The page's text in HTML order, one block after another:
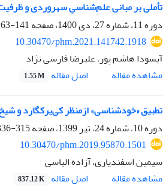
تأملی بر مبانی علم‌شناسیِ سهروردی و
دوره 11، شماره 27، دی 1400، صفحه
141-163
10.30470/phm.2021.141742.1918
آیسودا هاشم پور، علیرضا فارسی نژاد
مشاهده مقاله
اصل مقاله 1.55 M
تطبیق «خودشناسی» ازمنظر کی‌یرکگارد و
دوره 10، شماره 24، تیر 1399، صفحه
315-336
10.30470/phm.2019.95870.1501
سیمین اسفندیاری، آزاده الیاسی
مشاهده مقاله
اصل مقاله 837.12 K